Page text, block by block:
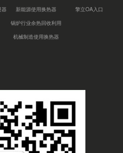
新能源使用换热器
锅炉行业余热回收利用
机械制造使用换热器
擎立OA入口